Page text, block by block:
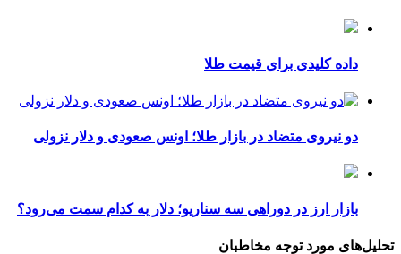
داده کلیدی برای قیمت طلا
دو نیروی متضاد در بازار طلا؛ اونس صعودی و دلار نزولی
بازار ارز در دوراهی سه سناریو؛ دلار به کدام سمت می‌رود؟
تحلیل‌های مورد توجه مخاطبان